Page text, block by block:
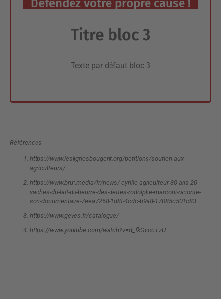
Défendez votre propre cause !
Titre bloc 3
Texte par défaut bloc 3
Références
https://www.leslignesbougent.org/petitions/soutien-aux-
agriculteurs/
https://www.brut.media/fr/news/-cyrille-agriculteur-30-ans-20-
vaches-du-lait-du-beurre-des-dettes-rodolphe-marconi-raconte-
son-documentaire-7eea7268-1d8f-4cdc-b9a8-17085c501c83
https://www.geves.fr/catalogue/
https://www.youtube.com/watch?v=d_fkGuccTzU